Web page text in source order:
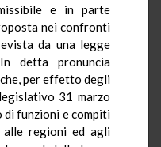
e in parte
nei confronti
da una legge
detta pronuncia
per effetto degli
31 marzo
di funzioni e compiti
alle regioni ed agli